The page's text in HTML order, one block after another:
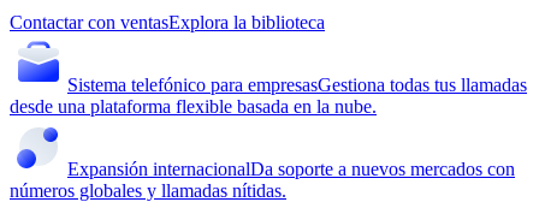
Contactar con ventasExplora la biblioteca
Sistema telefónico para empresasGestiona todas tus llamadas
desde una plataforma flexible basada en la nube.
Expansión internacionalDa soporte a nuevos mercados con
números globales y llamadas nítidas.